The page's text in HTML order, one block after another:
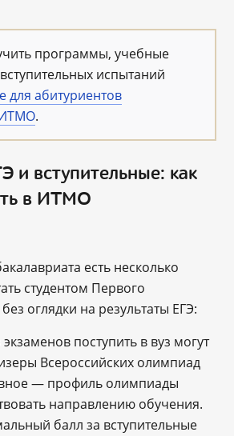
программы, учебные
испытаний
для абитуриентов
ИТМО.
и вступительные: как
в ИТМО
есть несколько
студентом Первого
оглядки на результаты ЕГЭ:
экзаменов поступить в вуз могут
Всероссийских олимпиад
— профиль олимпиады
направлению обучения.
балл за вступительные